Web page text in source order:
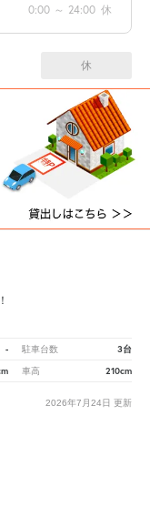
0:00 ～ 24:00 休
休
- 駐車台数 3台
車高 210cm
2026年7月24日 更新